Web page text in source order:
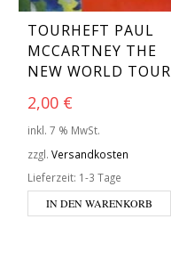
TOURHEFT PAUL
MCCARTNEY THE
NEW WORLD TOUR
2,00 €
inkl. 7 % MwSt.
zzgl. Versandkosten
Lieferzeit: 1-3 Tage
IN DEN WARENKORB